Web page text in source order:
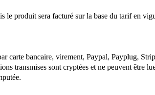
produit sera facturé sur la base du tarif en
carte bancaire, virement, Paypal, Payplug,
sont cryptées et ne peuvent être